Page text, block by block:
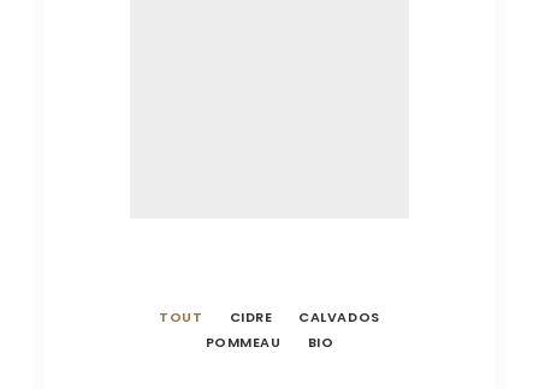
TOUT CIDRE
CALVADOS
POMMEAU
BIO